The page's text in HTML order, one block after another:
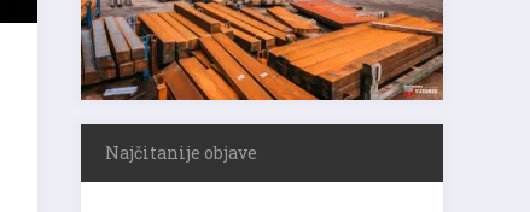
Najčitanije objave